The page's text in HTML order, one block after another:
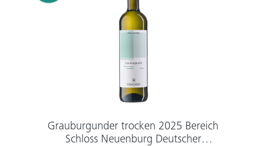
Grauburgunder trocken 2025 Bereich
Schloss Neuenburg Deutscher